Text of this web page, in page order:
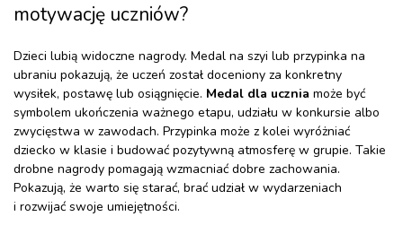
motywację uczniów?
Dzieci lubią widoczne nagrody. Medal na szyi lub przypinka na
ubraniu pokazują, że uczeń został doceniony za konkretny
wysiłek, postawę lub osiągnięcie. Medal dla ucznia może być
symbolem ukończenia ważnego etapu, udziału w konkursie albo
zwycięstwa w zawodach. Przypinka może z kolei wyróżniać
dziecko w klasie i budować pozytywną atmosferę w grupie. Takie
drobne nagrody pomagają wzmacniać dobre zachowania.
Pokazują, że warto się starać, brać udział w wydarzeniach
i rozwijać swoje umiejętności.